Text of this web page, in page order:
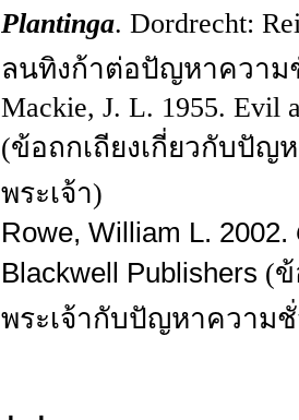
Plantinga. Dordrecht:
ลนทิงก้าต่อปัญหาความ
Mackie, J. L. 1955. Evil
(ข้อถกเถียงเกี่ยวกับปัญ
พระเจ้า)
Rowe, William L. 2002.
Blackwell Publishers (ข้
พระเจ้ากับปัญหาความ